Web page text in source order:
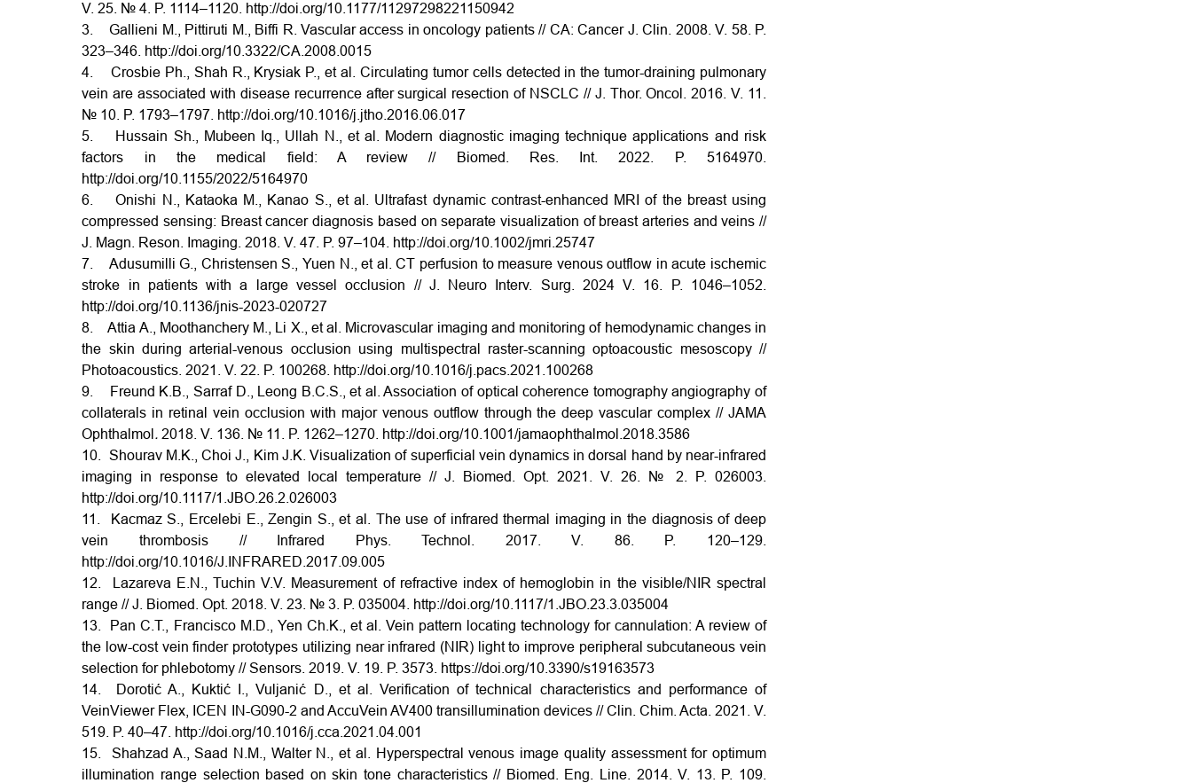
V. 25. № 4. P. 1114–1120. http://doi.org/10.1177/11297298221150942
3. Gallieni M., Pittiruti M., Biffi R. Vascular access in oncology patients // CA: Cancer J. Clin. 2008. V. 58. P.
323–346. http://doi.org/10.3322/CA.2008.0015
4. Crosbie Ph., Shah R., Krysiak P., et al. Circulating tumor cells detected in the tumor-draining pulmonary
vein are associated with disease recurrence after surgical resection of NSCLC // J. Thor. Oncol. 2016. V. 11.
№ 10. P. 1793–1797. http://doi.org/10.1016/j.jtho.2016.06.017
5. Hussain Sh., Mubeen Iq., Ullah N., et al. Modern diagnostic imaging technique applications and risk
factors in the medical field: A review // Biomed. Res. Int. 2022. P. 5164970.
http://doi.org/10.1155/2022/5164970
6. Onishi N., Kataoka M., Kanao S., et al. Ultrafast dynamic contrast-enhanced MRI of the breast using
compressed sensing: Breast cancer diagnosis based on separate visualization of breast arteries and veins //
J. Magn. Reson. Imaging. 2018. V. 47. P. 97–104. http://doi.org/10.1002/jmri.25747
7. Adusumilli G., Christensen S., Yuen N.,
et al. CT perfusion to measure venous outflow in acute ischemic
stroke in patients with a large vessel occlusion // J. Neuro Interv. Surg. 2024 V. 16. P. 1046–1052.
http://doi.org/10.1136/jnis-2023-020727
8. Attia A., Moothanchery M., Li X., et al. Microvascular imaging and monitoring of hemodynamic changes in
the skin during arterial-venous occlusion using multispectral raster-scanning optoacoustic mesoscopy //
Photoacoustics. 2021. V. 22. P. 100268. http://doi.org/10.1016/j.pacs.2021.100268
9. Freund K.B., Sarraf D., Leong B.C.S., et al. Association of optical coherence tomography angiography of
collaterals in retinal vein occlusion with major venous outflow through the deep vascular complex // JAMA
Ophthalmol . 2018. V. 136. № 11. P. 1262–1270. http://doi.org/10.1001/jamaophthalmol.2018.3586
10. Shourav M.K., Choi J., Kim J.K. Visualization of superficial vein dynamics in dorsal hand by near-infrared
imaging in response to elevated local temperature // J. Biomed. Opt. 2021. V. 26. № 2. P. 026003.
http://doi.org/10.1117/1.JBO.26.2.026003
11. Kacmaz S., Ercelebi E., Zengin S., et al. The use of infrared thermal imaging in the diagnosis of deep
vein thrombosis // Infrared Phys. Technol. 2017. V. 86. P. 120–129.
http://doi.org/10.1016/J.INFRARED.2017.09.005
12. Lazareva E.N., Tuchin V.V. Measurement of refractive index of hemoglobin in the visible/NIR spectral
range // J. Biomed. Opt. 2018. V. 23. № 3. P. 035004. http://doi.org/10.1117/1.JBO.23.3.035004
13. Pan C.T., Francisco M.D., Yen Ch.K., et al. Vein pattern locating technology for cannulation: A review of
the low-cost vein finder prototypes utilizing near infrared (NIR) light to improve peripheral subcutaneous vein
selection for phlebotomy // Sensors. 2019. V. 19. P. 3573. https://doi.org/10.3390/s19163573
14. Dorotić A., Kuktić I., Vuljanić D., et al. Verification of technical characteristics and performance of
VeinViewer Flex, ICEN IN-G090-2 and AccuVein AV400 transillumination devices // Clin. Chim. Acta. 2021. V.
519. P. 40–47. http://doi.org/10.1016/j.cca.2021.04.001
15. Shahzad A., Saad N.M., Walter N., et al. Hyperspectral venous image quality assessment for optimum
illumination range selection based on skin tone characteristics // Biomed. Eng. Line. 2014. V. 13. P. 109.